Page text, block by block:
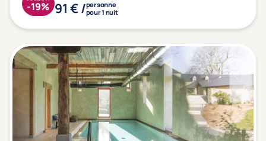
91 € /personne
pour 1 nuit
-19%